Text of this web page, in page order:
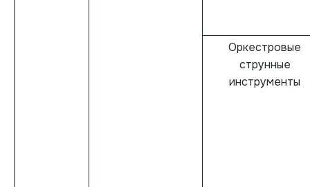
Оркестровые
струнные
инструменты